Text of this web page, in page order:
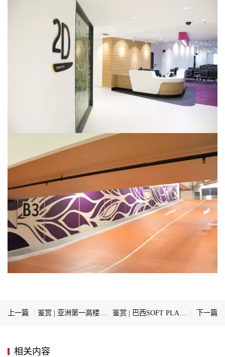
上一篇 鉴赏 | 亚洲第一高楼上海中心大厦环境导视设计 下一篇
相关内容